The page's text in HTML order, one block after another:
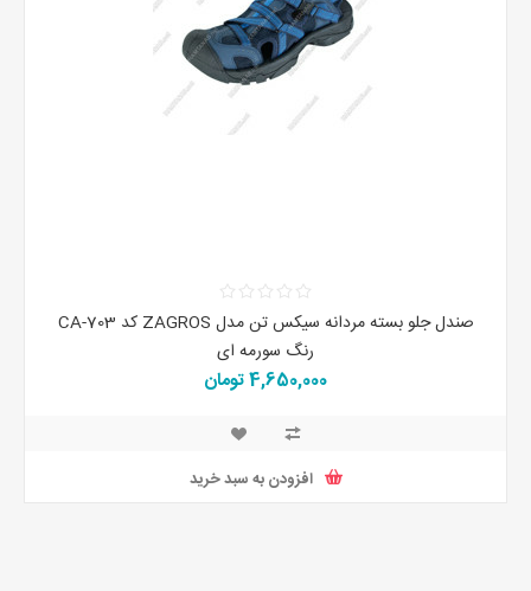
صندل جلو بسته مردانه سیکس تن مدل ZAGROS کد CA-703
رنگ سورمه ای
4,650,000 تومان
افزودن به سبد خرید